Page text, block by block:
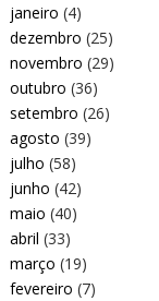
janeiro (4)
dezembro (25)
novembro (29)
outubro (36)
setembro (26)
agosto (39)
julho (58)
junho (42)
maio (40)
abril (33)
março (19)
fevereiro (7)